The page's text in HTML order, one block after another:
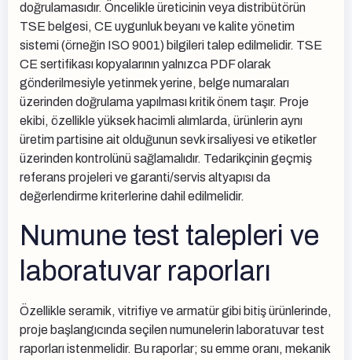
doğrulamasıdır. Öncelikle üreticinin veya distribütörün
TSE belgesi, CE uygunluk beyanı ve kalite yönetim
sistemi (örneğin ISO 9001) bilgileri talep edilmelidir. TSE
CE sertifikası kopyalarının yalnızca PDF olarak
gönderilmesiyle yetinmek yerine, belge numaraları
üzerinden doğrulama yapılması kritik önem taşır. Proje
ekibi, özellikle yüksek hacimli alımlarda, ürünlerin aynı
üretim partisine ait olduğunun sevk irsaliyesi ve etiketler
üzerinden kontrolünü sağlamalıdır. Tedarikçinin geçmiş
referans projeleri ve garanti/servis altyapısı da
değerlendirme kriterlerine dahil edilmelidir.
Numune test talepleri ve
laboratuvar raporları
Özellikle seramik, vitrifiye ve armatür gibi bitiş ürünlerinde,
proje başlangıcında seçilen numunelerin laboratuvar test
raporları istenmelidir. Bu raporlar; su emme oranı, mekanik